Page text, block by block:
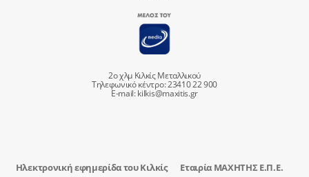
2ο χλμ Κιλκίς Μεταλλικού
Τηλεφωνικό κέντρο: 23410 22 900
E-mail:kilkis@maxitis.gr
Ηλεκτρονική εφημερίδα του Κιλκίς
Εταιρία ΜΑΧΗΤΗΣ Ε.Π.Ε.